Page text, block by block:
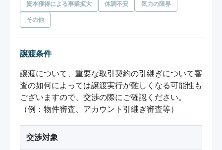
資本獲得による事業拡大 体調不安 気力の限界
その他
譲渡条件
譲渡について、重要な取引契約の引継ぎについて審
査の如何によっては譲渡実行が難しくなる可能性も
ございますので、交渉の際にご確認ください。
（例：物件審査、アカウント引継ぎ審査等）
交渉対象